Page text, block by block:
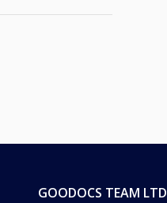
GOODOCS TEAM LTD